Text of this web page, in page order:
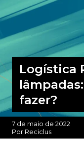
Logística
fazer?
7 de maio de 2022
Por Reciclus